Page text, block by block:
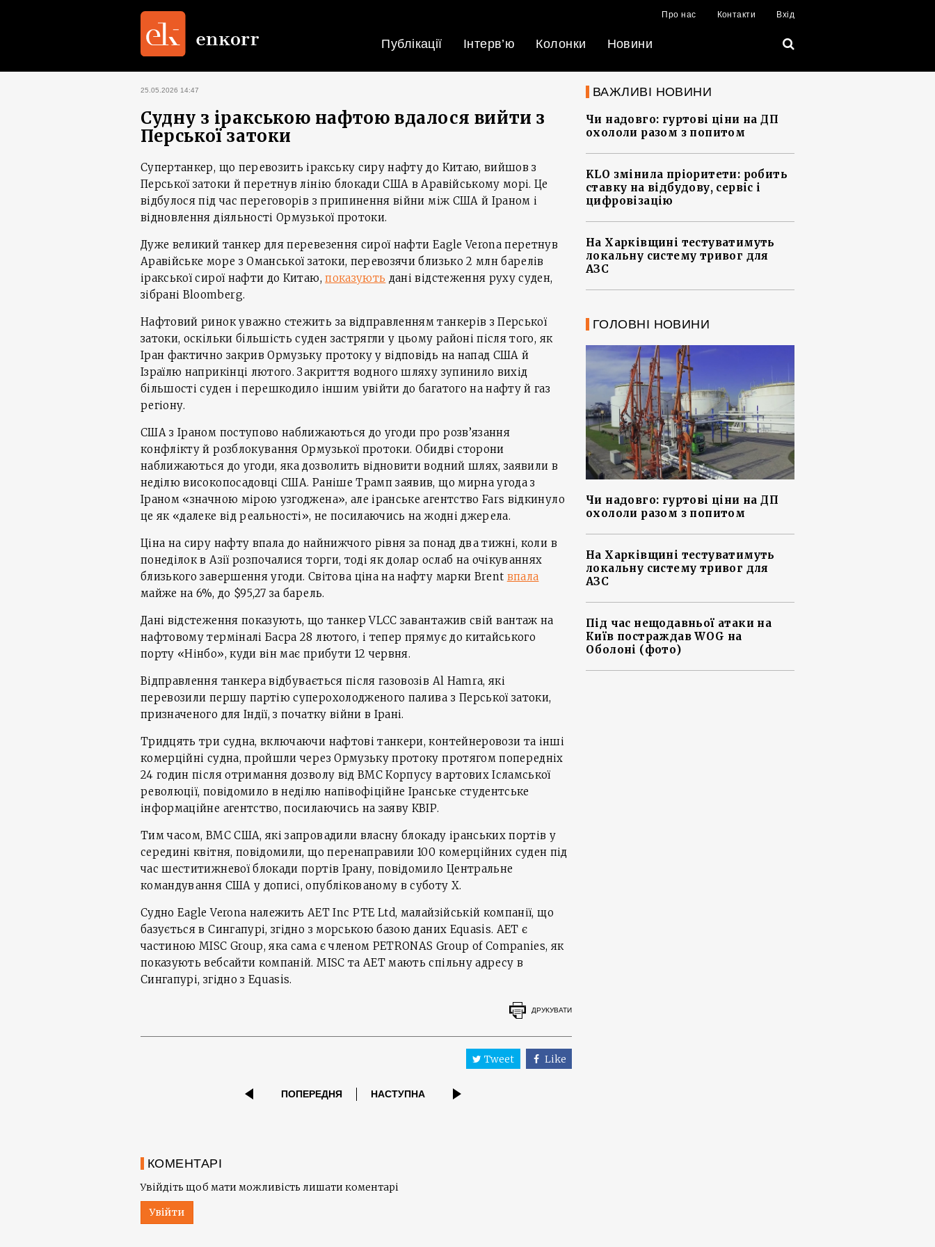
Про нас Контакти Вхід
Публікації Інтерв’ю Колонки Новини
25.05.2026 14:47
Судну з іракською нафтою вдалося вийти з
Перської затоки
Супертанкер, що перевозить іракську сиру нафту до Китаю, вийшов з
Перської затоки й перетнув лінію блокади США в Аравійському морі. Це
відбулося під час переговорів з припинення війни між США й Іраном і
відновлення діяльності Ормузької протоки.
Дуже великий танкер для перевезення сирої нафти Eagle Verona перетнув
Аравійське море з Оманської затоки, перевозячи близько 2 млн барелів
іракської сирої нафти до Китаю,показують дані відстеження руху суден,
зібрані Bloomberg.
Нафтовий ринок уважно стежить за відправленням танкерів з Перської
затоки, оскільки більшість суден застрягли у цьому районі після того, як
Іран фактично закрив Ормузьку протоку у відповідь на напад США й
Ізраїлю наприкінці лютого. Закриття водного шляху зупинило вихід
більшості суден і перешкодило іншим увійти до багатого на нафту й газ
регіону.
США з Іраном поступово наближаються до угоди про розв’язання
конфлікту й розблокування Ормузької протоки. Обидві сторони
наближаються до угоди, яка дозволить відновити водний шлях, заявили в
неділю високопосадовці США. Раніше Трамп заявив, що мирна угода з
Іраном «значною мірою узгоджена», але іранське агентство Fars відкинуло
це як «далеке від реальності», не посилаючись на жодні джерела.
Ціна на сиру нафту впала до найнижчого рівня за понад два тижні, коли в
понеділок в Азії розпочалися торги, тоді як долар ослаб на очікуваннях
близького завершення угоди. Світова ціна на нафту марки Brent впала
майже на 6%, до $95,27 за барель.
Дані відстеження показують, що танкер VLCC завантажив свій вантаж на
нафтовому терміналі Басра 28 лютого, і тепер прямує до китайського
порту «Нінбо», куди він має прибути 12 червня.
Відправлення танкера відбувається після газовозів Al Hamra, які
перевозили першу партію суперохолодженого палива з Перської затоки,
призначеного для Індії, з початку війни в Ірані.
Тридцять три судна, включаючи нафтові танкери, контейнеровози та інші
комерційні судна, пройшли через Ормузьку протоку протягом попередніх
24 годин після отримання дозволу від ВМС Корпусу вартових Ісламської
революції, повідомило в неділю напівофіційне Іранське студентське
інформаційне агентство, посилаючись на заяву КВІР.
Тим часом, ВМС США, які запровадили власну блокаду іранських портів у
середині квітня, повідомили, що перенаправили 100 комерційних суден під
час шеститижневої блокади портів Ірану, повідомило Центральне
командування США у дописі, опублікованому в суботу X.
Судно Eagle Verona належить AET Inc PTE Ltd, малайзійській компанії, що
базується в Сингапурі, згідно з морською базою даних Equasis. AET є
частиною MISC Group, яка сама є членом PETRONAS Group of Companies, як
показують вебсайти компаній. MISC та AET мають спільну адресу в
Сингапурі, згідно з Equasis.
ДРУКУВАТИ
Tweet Like
ПОПЕРЕДНЯ НАСТУПНА
КОМЕНТАРІ
Увійдіть щоб мати можливість лишати коментарі
Увійти
ВАЖЛИВІ НОВИНИ
Чи надовго: гуртові ціни на ДП
охололи разом з попитом
KLO змінила пріоритети: робить
ставку на відбудову, сервіс і
цифровізацію
На Харківщині тестуватимуть
локальну систему тривог для
АЗС
ГОЛОВНІ НОВИНИ
Чи надовго: гуртові ціни на ДП
охололи разом з попитом
На Харківщині тестуватимуть
локальну систему тривог для
АЗС
Під час нещодавньої атаки на
Київ постраждав WOG на
Оболоні (фото)